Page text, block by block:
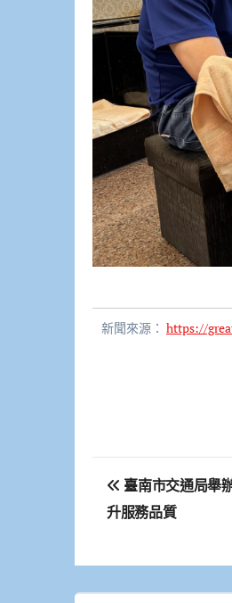
新聞來源： https://
文
章
覽
臺南市交通局舉
升服務品質